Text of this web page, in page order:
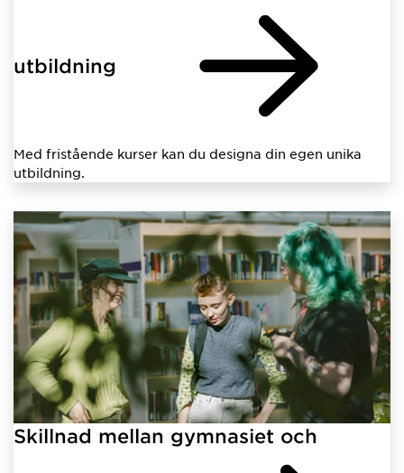
utbildning
Med fristående kurser kan du designa din egen unika
utbildning.
Skillnad mellan gymnasiet och